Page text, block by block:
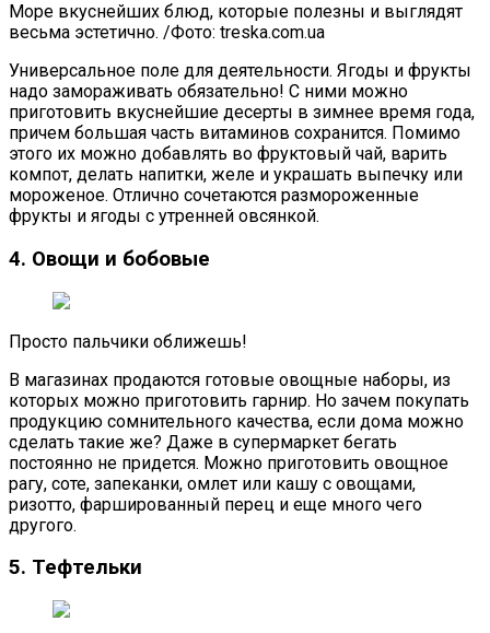
Море вкуснейших блюд, которые полезны и выглядят
весьма эстетично. /Фото: treska.com.ua
Универсальное поле для деятельности. Ягоды и фрукты
надо замораживать обязательно! С ними можно
приготовить вкуснейшие десерты в зимнее время года,
причем большая часть витаминов сохранится. Помимо
этого их можно добавлять во фруктовый чай, варить
компот, делать напитки, желе и украшать выпечку или
мороженое. Отлично сочетаются размороженные
фрукты и ягоды с утренней овсянкой.
4. Овощи и бобовые
Просто пальчики оближешь!
В магазинах продаются готовые овощные наборы, из
которых можно приготовить гарнир. Но зачем покупать
продукцию сомнительного качества, если дома можно
сделать такие же? Даже в супермаркет бегать
постоянно не придется. Можно приготовить овощное
рагу, соте, запеканки, омлет или кашу с овощами,
ризотто, фаршированный перец и еще много чего
другого.
5. Тефтельки